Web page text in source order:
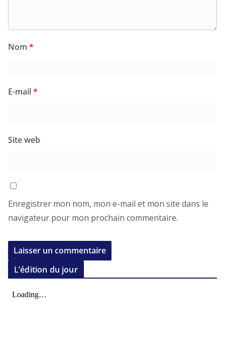
Nom *
E-mail*
Site web
Enregistrer mon nom, mon e-mail et mon site dans le
navigateur pour mon prochain commentaire.
L’édition du jour